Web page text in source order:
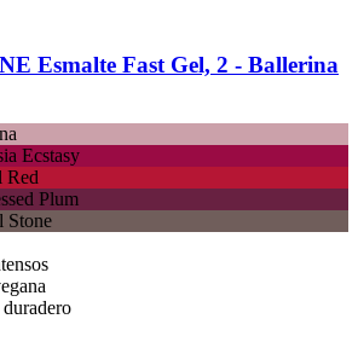
Esmalte Fast Gel, 2 -​ Ballerina
Ecstasy
Red
Plum
Stone